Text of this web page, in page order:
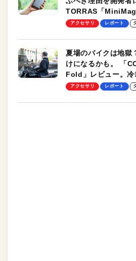
TORRAS「
ーも
アクセサリ レポート
夏場のバイクは地獄
けになるかも。 「
Fold」レビュー。冷
却プレート、シンプ
アクセサリ レポート